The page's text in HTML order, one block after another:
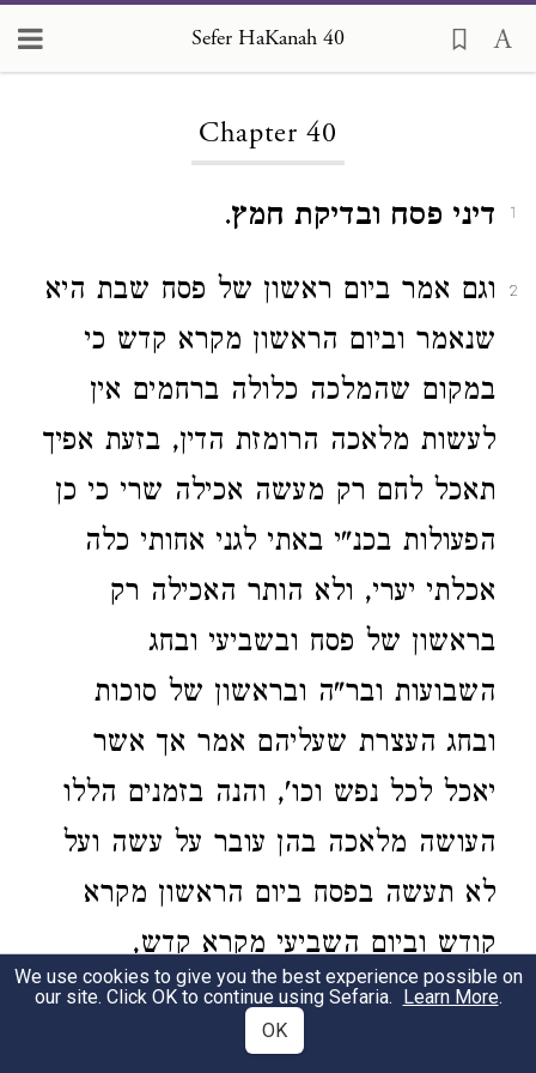
Sefer HaKanah 40
Chapter 40
1 דיני פסח ובדיקת חמץ.
2
וגם אמר ביום ראשון של פסח שבת היא
שנאמר וביום הראשון מקרא קדש כי
במקום שהמלכה כלולה ברחמים אין
לעשות מלאכה הרומזת הדין, בזעת אפיך
תאכל לחם רק מעשה אכילה שרי כי כן
הפעולות בכנ"י באתי לגני אחותי כלה
אכלתי יערי, ולא הותר האכילה רק
בראשון של פסח ובשביעי ובחג
השבועות ובר"ה ובראשון של סוכות
ובחג העצרת שעליהם אמר אך אשר
יאכל לכל נפש וכו', והנה בזמנים הללו
העושה מלאכה בהן עובר על עשה ועל
לא תעשה בפסח ביום הראשון מקרא
קודש וביום השביעי מקרא קדש,
בשבועות מקרא קדש, בר"ה בחדש
השביעי בא' לחדש מקרא קודש, בסוכות
We use cookies to give you the best experience possible on
our site. Click OK to continue using Sefaria. Learn More.
OK